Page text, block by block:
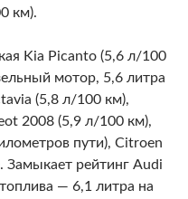
км).
Kia Picanto (5,6 л/100
мотор, 5,6 литра
(5,8 л/100 км),
2008 (5,9 л/100 км),
пути), Citroen
Замыкает рейтинг Audi
— 6,1 литра на